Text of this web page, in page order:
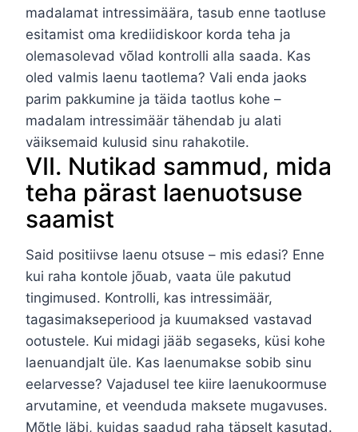
madalamat intressimäära, tasub enne taotluse
esitamist oma krediidiskoor korda teha ja
olemasolevad võlad kontrolli alla saada. Kas
oled valmis laenu taotlema? Vali enda jaoks
parim pakkumine ja täida taotlus kohe –
madalam intressimäär tähendab ju alati
väiksemaid kulusid sinu rahakotile.
VII. Nutikad sammud, mida
teha pärast laenuotsuse
saamist
Said positiivse laenu otsuse – mis edasi? Enne
kui raha kontole jõuab, vaata üle pakutud
tingimused. Kontrolli, kas intressimäär,
tagasimakseperiood ja kuumaksed vastavad
ootustele. Kui midagi jääb segaseks, küsi kohe
laenuandjalt üle. Kas laenumakse sobib sinu
eelarvesse? Vajadusel tee kiire laenukoormuse
arvutamine, et veenduda maksete mugavuses.
Mõtle läbi, kuidas saadud raha täpselt kasutad.